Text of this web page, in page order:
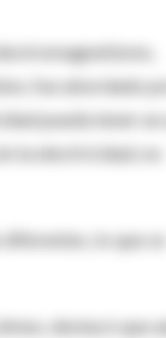
fue abordado
pueda tener un
la electricidad, no
lo que se
destacó que